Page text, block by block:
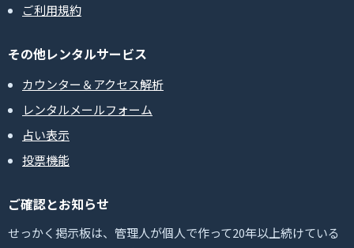
ご利用規約
その他レンタルサービス
カウンター＆アクセス解析
レンタルメールフォーム
占い表示
投票機能
ご確認とお知らせ
せっかく掲示板は、管理人が個人で作って20年以上続けている